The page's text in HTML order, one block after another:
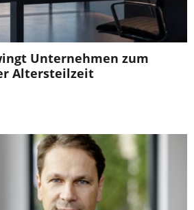
Unternehmen zum
Altersteilzeit